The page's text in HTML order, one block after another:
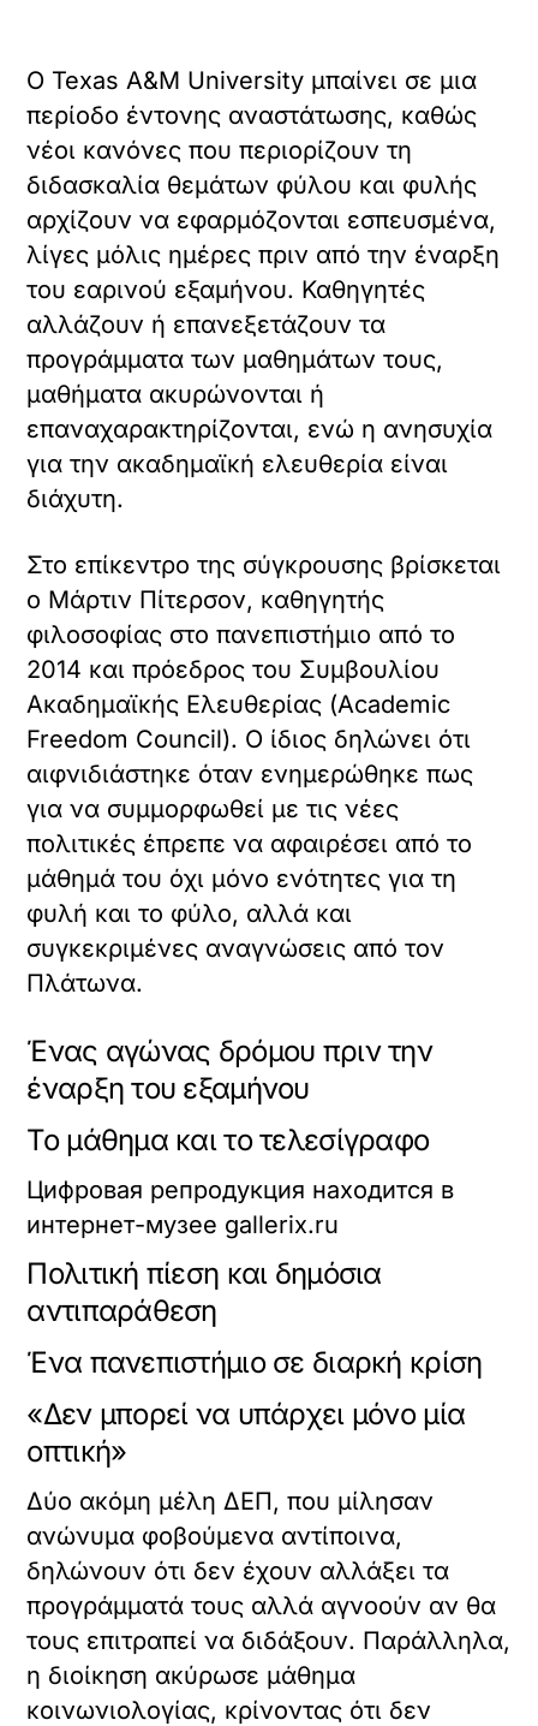
Ο Texas A&M University μπαίνει σε μια
περίοδο έντονης αναστάτωσης, καθώς
νέοι κανόνες που περιορίζουν τη
διδασκαλία θεμάτων φύλου και φυλής
αρχίζουν να εφαρμόζονται εσπευσμένα,
λίγες μόλις ημέρες πριν από την έναρξη
του εαρινού εξαμήνου. Καθηγητές
αλλάζουν ή επανεξετάζουν τα
προγράμματα των μαθημάτων τους,
μαθήματα ακυρώνονται ή
επαναχαρακτηρίζονται, ενώ η ανησυχία
για την ακαδημαϊκή ελευθερία είναι
διάχυτη.
Στο επίκεντρο της σύγκρουσης βρίσκεται
ο Μάρτιν Πίτερσον, καθηγητής
φιλοσοφίας στο πανεπιστήμιο από το
2014 και πρόεδρος του Συμβουλίου
Ακαδημαϊκής Ελευθερίας (Academic
Freedom Council). Ο ίδιος δηλώνει ότι
αιφνιδιάστηκε όταν ενημερώθηκε πως
για να συμμορφωθεί με τις νέες
πολιτικές έπρεπε να αφαιρέσει από το
μάθημά του όχι μόνο ενότητες για τη
φυλή και το φύλο, αλλά και
συγκεκριμένες αναγνώσεις από τον
Πλάτωνα.
Ένας αγώνας δρόμου πριν την
έναρξη του εξαμήνου
Το μάθημα και το τελεσίγραφο
Цифровая репродукция находится в
интернет-музее gallerix.ru
Πολιτική πίεση και δημόσια
αντιπαράθεση
Ένα πανεπιστήμιο σε διαρκή κρίση
«Δεν μπορεί να υπάρχει μόνο μία
οπτική»
Δύο ακόμη μέλη ΔΕΠ, που μίλησαν
ανώνυμα φοβούμενα αντίποινα,
δηλώνουν ότι δεν έχουν αλλάξει τα
προγράμματά τους αλλά αγνοούν αν θα
τους επιτραπεί να διδάξουν. Παράλληλα,
η διοίκηση ακύρωσε μάθημα
κοινωνιολογίας, κρίνοντας ότι δεν